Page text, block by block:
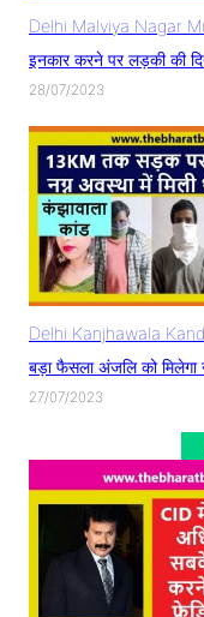
Delhi Malviya Nagar
इनकार करने पर लड़की की
28/07/2023
Delhi Kanjhawala Kand
बड़ा फैसला अंजलि को मिलेगा
27/07/2023